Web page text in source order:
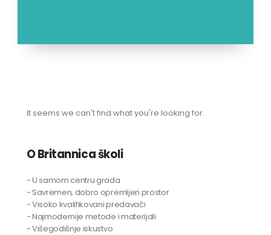
It seems we can't find what you're looking for.
O Britannica školi
- U samom centru grada
- Savremen, dobro opremljen prostor
- Visoko kvalifikovani predavači
- Najmodernije metode i materijali
- Višegodišnje iskustvo